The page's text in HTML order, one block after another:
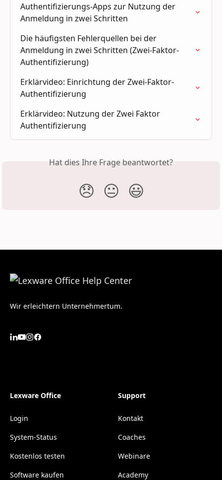
Authentifizierungs-Apps zur Nutzung der
Anmeldung in zwei Schritten
Die häufigsten Fehlerquellen bei der
Anmeldung in zwei Schritten (Zwei-Faktor-
Authentifizierung)
Erklärvideo: Einrichtung der Zwei-Faktor-
Authentifizierung
Erklärvideo: Nutzung der Zwei Faktor
Authentifizierung
Hat dies Ihre Frage beantwortet?
😞 😐 😃
Wir erleichtern Unternehmertum.
Lexware Office
Login
System-Status
Kostenlos testen
Software kaufen
Support
Kontakt
Coaches
Webinare
Academy